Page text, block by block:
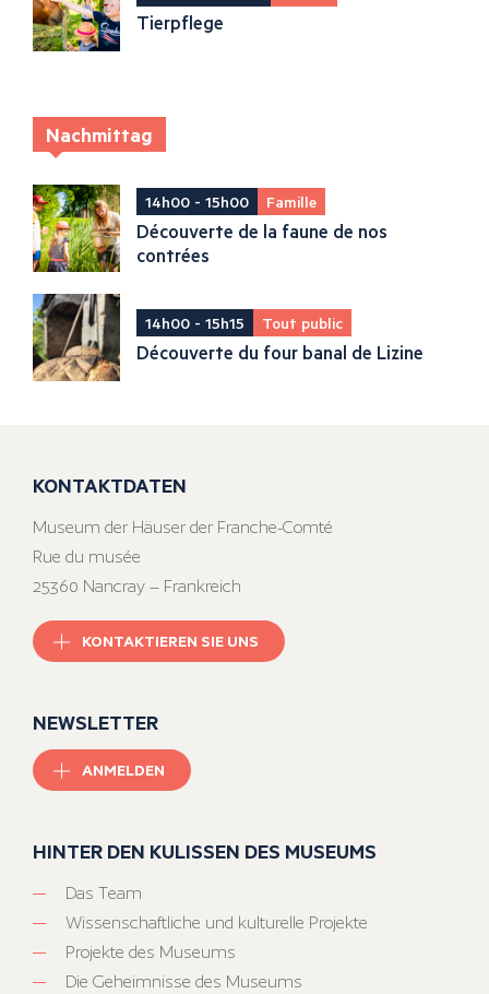
Tierpflege
Nachmittag
14h00 - 15h00 Famille
Découverte de la faune de nos
contrées
14h00 - 15h15 Tout public
Découverte du four banal de Lizine
KONTAKTDATEN
Museum der Häuser der Franche-Comté
Rue du musée
25360 Nancray – Frankreich
KONTAKTIEREN SIE UNS
NEWSLETTER
ANMELDEN
HINTER DEN KULISSEN DES MUSEUMS
Das Team
Wissenschaftliche und kulturelle Projekte
Projekte des Museums
Die Geheimnisse des Museums